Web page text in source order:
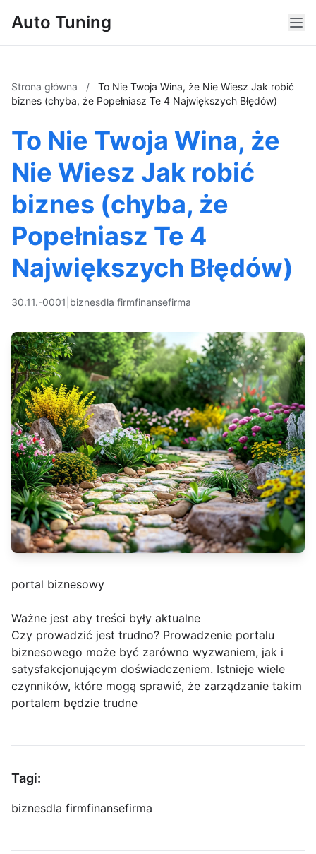
Auto Tuning
Strona główna /
To Nie Twoja Wina, że Nie Wiesz Jak robić
biznes (chyba, że Popełniasz Te 4 Największych Błędów)
To Nie Twoja Wina, że
Nie Wiesz Jak robić
biznes (chyba, że
Popełniasz Te 4
Największych Błędów)
30.11.-0001 biznesdla firmfinansefirma
portal biznesowy
Ważne jest aby treści były aktualne
Czy prowadzić jest trudno? Prowadzenie portalu
biznesowego może być zarówno wyzwaniem, jak i
satysfakcjonującym doświadczeniem. Istnieje wiele
czynników, które mogą sprawić, że zarządzanie takim
portalem będzie trudne
Tagi:
biznesdla firmfinansefirma